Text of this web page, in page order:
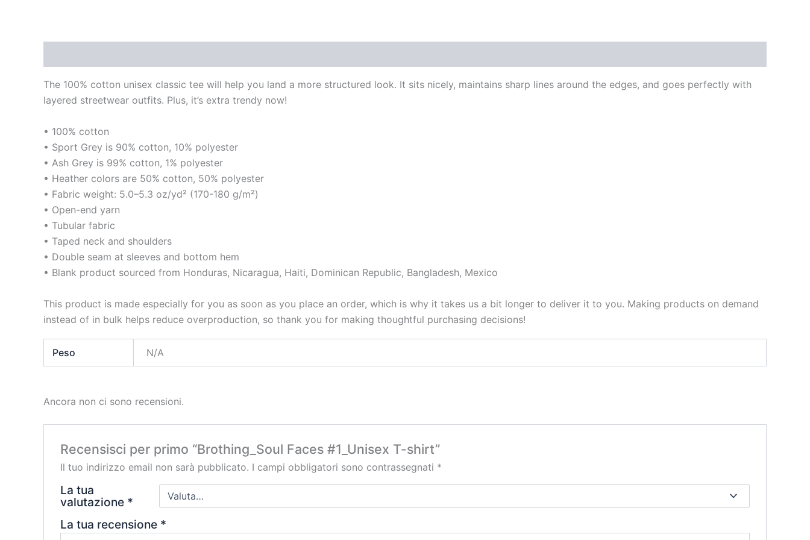
The 100% cotton unisex classic tee will help you land a more structured look. It sits nicely, maintains sharp lines around the edges, and goes perfectly with
layered streetwear outfits. Plus, it’s extra trendy now!
• 100% cotton
• Sport Grey is 90% cotton, 10% polyester
• Ash Grey is 99% cotton, 1% polyester
• Heather colors are 50% cotton, 50% polyester
• Fabric weight: 5.0–5.3 oz/yd² (170-180 g/m²)
• Open-end yarn
• Tubular fabric
• Taped neck and shoulders
• Double seam at sleeves and bottom hem
• Blank product sourced from Honduras, Nicaragua, Haiti, Dominican Republic, Bangladesh, Mexico
This product is made especially for you as soon as you place an order, which is why it takes us a bit longer to deliver it to you. Making products on demand
instead of in bulk helps reduce overproduction, so thank you for making thoughtful purchasing decisions!
Peso N/A
Ancora non ci sono recensioni.
Recensisci per primo “Brothing_Soul Faces #1_Unisex T-shirt”
Il tuo indirizzo email non sarà pubblicato. I campi obbligatori sono contrassegnati *
La tua
valutazione *
La tua recensione *